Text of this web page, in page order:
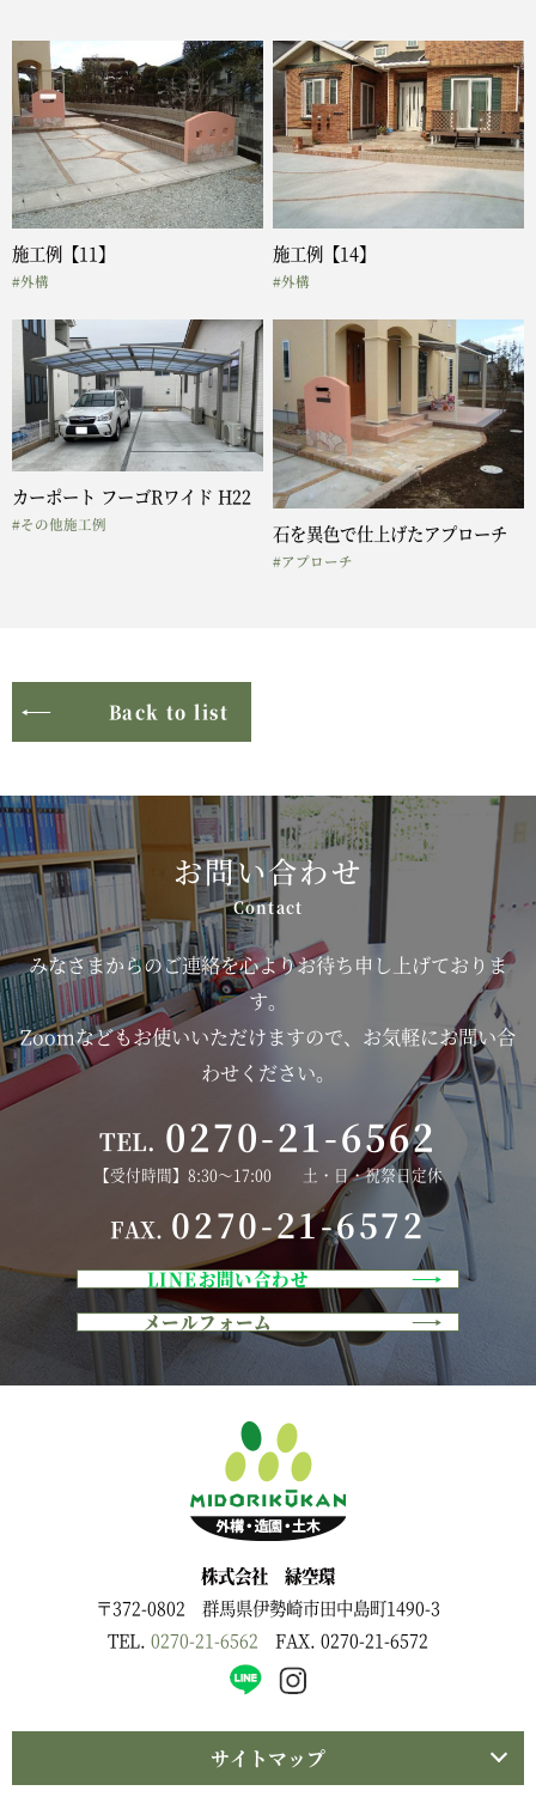
施工例【11】
#外構
施工例【14】
#外構
カーポート フーゴRワイド H22
#その他施工例 石を異色で仕上げたアプローチ
#アプローチ
Back to list
お問い合わせ
みなさまからのご連絡を心よりお待ち申し上げておりま
す。
Zoomなどもお使いいただけますので、お気軽にお問い合
わせください。
TEL. 0270-21-6562
【受付時間】8:30～17:00 土・日・祝祭日定休
FAX. 0270-21-6572
LINEお問い合わせ
メールフォーム
株式会社 緑空環
〒372-0802 群馬県伊勢崎市田中島町1490-3
TEL. 0270-21-6562 FAX. 0270-21-6572
サイトマップ